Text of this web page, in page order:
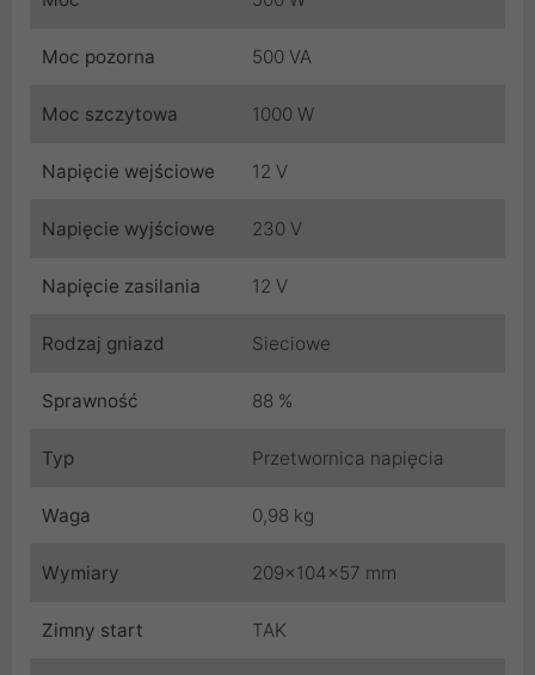
Moc pozorna 500 VA
Moc szczytowa 1000 W
Napięcie wejściowe 12 V
Napięcie wyjściowe 230 V
Napięcie zasilania 12 V
Rodzaj gniazd Sieciowe
Sprawność 88 %
Typ Przetwornica napięcia
Waga 0,98 kg
Wymiary 209x104x57 mm
Zimny start TAK